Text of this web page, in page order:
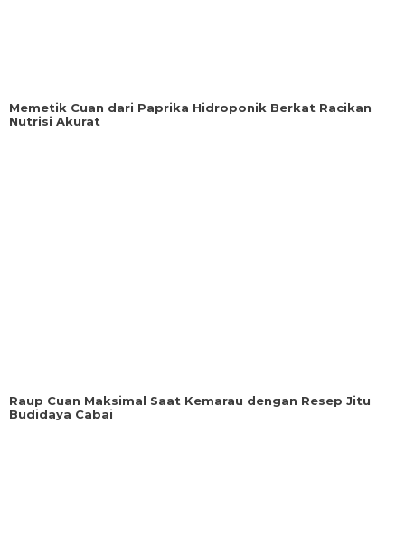
Memetik Cuan dari Paprika Hidroponik Berkat Racikan
Nutrisi Akurat
Raup Cuan Maksimal Saat Kemarau dengan Resep Jitu
Budidaya Cabai